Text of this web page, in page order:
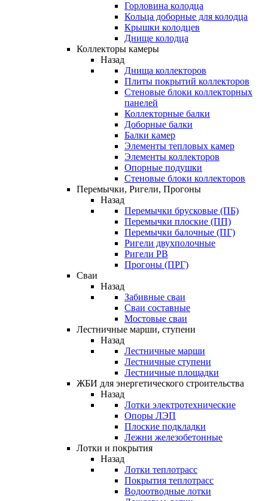
Горловина колодца
Кольца доборные для колодца
Крышки колодцев
Днище колодца
Коллекторы камеры
Назад
Днища коллекторов
Плиты покрытий коллекторов
Стеновые блоки коллекторных
панелей
Коллекторные балки
Доборные балки
Балки камер
Элементы тепловых камер
Элементы коллекторов
Опорные подушки
Стеновые блоки коллекторов
Перемычки, Ригели, Прогоны
Назад
Перемычки брусковые (ПБ)
Перемычки плоские (ПП)
Перемычки балочные (ПГ)
Ригели двухполочные
Ригели РВ
Прогоны (ПРГ)
Сваи
Назад
Забивные сваи
Сваи составные
Мостовые сваи
Лестничные марши, ступени
Назад
Лестничные марши
Лестничные ступени
Лестничные площадки
ЖБИ для энергетического строительства
Назад
Лотки электротехнические
Опоры ЛЭП
Плоские подкладки
Лежни железобетонные
Лотки и покрытия
Назад
Лотки теплотрасс
Покрытия теплотрасс
Водоотводные лотки